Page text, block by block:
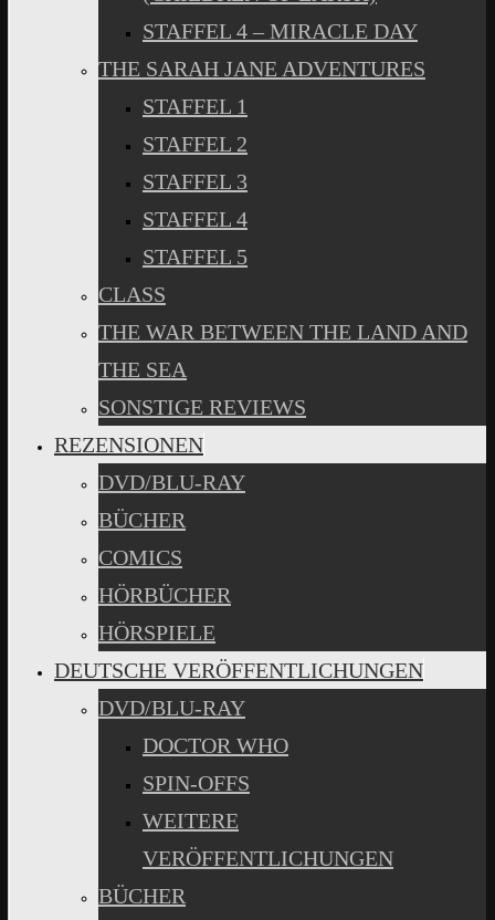
STAFFEL 4 – MIRACLE DAY
THE SARAH JANE ADVENTURES
STAFFEL 1
STAFFEL 2
STAFFEL 3
STAFFEL 4
STAFFEL 5
CLASS
THE WAR BETWEEN THE LAND AND
THE SEA
SONSTIGE REVIEWS
REZENSIONEN
DVD/BLU-RAY
BÜCHER
COMICS
HÖRBÜCHER
HÖRSPIELE
DEUTSCHE VERÖFFENTLICHUNGEN
DVD/BLU-RAY
DOCTOR WHO
SPIN-OFFS
WEITERE
VERÖFFENTLICHUNGEN
BÜCHER